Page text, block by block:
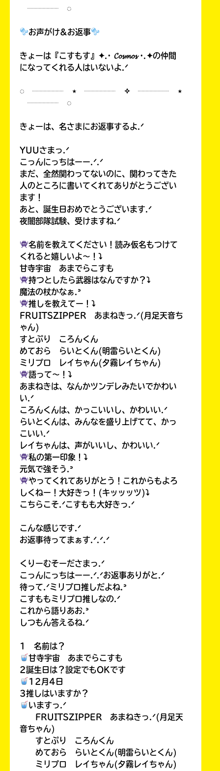
Loading...
┈┈┈┈ ◌
お声がけ&お返事
きょーは『こすもす』✦.· 𝓒𝓸𝓼𝓶𝓸𝓼 ·.✦の仲間
になってくれる人はいないよ.ᐟ
◌ ┈┈┈┈ ⋆ ┈┈┈┈ ✧ ┈┈┈┈ ⋆
┈┈┈┈ ◌
きょーは、名さまにお返事するよ.ᐟ
YUUさまっ.ᐟ
こっんにっちはーー.ᐟ.ᐟ
まだ、全然関わってないのに、関わってきた
人のところに書いてくれてありがとうござい
ます！
あと、誕生日おめでとうございます.ᐟ
夜闇部隊試験、受けますね.ᐟ
名前を教えてください！読み仮名もつけて
くれると嬉しいよ〜！⤵︎
甘寺宇宙 あまでらこすも
持つとしたら武器はなんですか？⤵︎
魔法の杖かなぁ.ᐣ
推しを教えてー！⤵︎
FRUITSZIPPER あまねきっ.ᐟ(月足天音ち
ゃん)
すとぷり ころんくん
めておら らいとくん(明雷らいとくん)
ミリプロ レイちゃん(夕霧レイちゃん)
語って〜！⤵︎
あまねきは、なんかツンデレみたいでかわい
い.ᐟ
ころんくんは、かっこいいし、かわいい.ᐟ
らいとくんは、みんなを盛り上げてて、かっ
こいい.ᐟ
レイちゃんは、声がいいし、かわいい.ᐟ
私の第一印象！⤵︎
元気で強そう.ᐣ
やってくれてありがとう！これからもよろ
しくねー！大好きっ！(キッッッツ)⤵︎
こちらこそ.ᐟこすもも大好きっ.ᐟ
こんな感じです.ᐟ
お返事待ってまぁす.ᐟ.ᐟ.ᐟ
くりーむそーださまっ.ᐟ
こっんにっちはーー.ᐟ.ᐟお返事ありがと.ᐟ
待って.ᐟミリプロ推しだよね.ᐣ
こすももミリプロ推しなの.ᐟ
これから語りあお.ᐣ
しつもん答えるね.ᐟ
1 名前は？
甘寺宇宙 あまでらこすも
2誕生日は？設定でもOKです
12月4日
3推しはいますか？
いますっ.ᐟ
FRUITSZIPPER あまねきっ.ᐟ(月足天
音ちゃん)
すとぷり ころんくん
めておら らいとくん(明雷らいとくん)
ミリプロ レイちゃん(夕霧レイちゃん)
い
え
内
に
が
の
う
確
認
て
み
ね
る